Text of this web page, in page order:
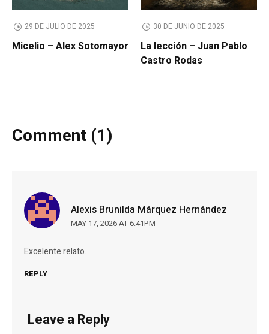
29 DE JULIO DE 2025
Micelio – Alex Sotomayor
30 DE JUNIO DE 2025
La lección – Juan Pablo
Castro Rodas
Comment (1)
Alexis Brunilda Márquez Hernández
MAY 17, 2026 AT 6:41PM
Excelente relato.
REPLY
Leave a Reply